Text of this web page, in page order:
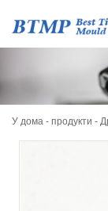
У дома - продукти -